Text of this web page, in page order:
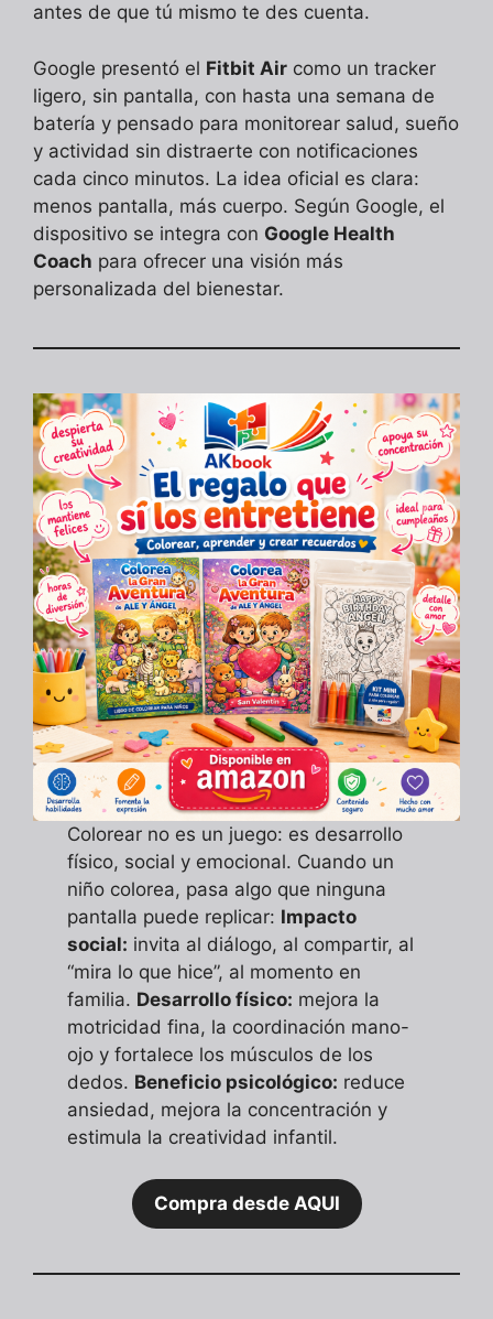
antes de que tú mismo te des cuenta.
Google presentó el Fitbit Air como un tracker
ligero, sin pantalla, con hasta una semana de
batería y pensado para monitorear salud, sueño
y actividad sin distraerte con notificaciones
cada cinco minutos. La idea oficial es clara:
menos pantalla, más cuerpo. Según Google, el
dispositivo se integra con Google Health
Coach para ofrecer una visión más
personalizada del bienestar.
Colorear no es un juego: es desarrollo
físico, social y emocional. Cuando un
niño colorea, pasa algo que ninguna
pantalla puede replicar: Impacto
social: invita al diálogo, al compartir, al
“mira lo que hice”, al momento en
familia. Desarrollo físico: mejora la
motricidad fina, la coordinación mano-
ojo y fortalece los músculos de los
dedos. Beneficio psicológico: reduce
ansiedad, mejora la concentración y
estimula la creatividad infantil.
Compra desde AQUI